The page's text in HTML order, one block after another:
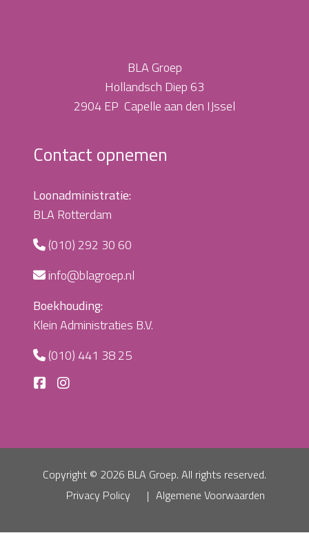
BLA Groep
Hollandsch Diep 63
2904 EP Capelle aan den IJssel
Contact opnemen
Loonadministratie:
BLA Rotterdam
(010) 292 30 60
info@blagroep.nl
Boekhouding:
Klein Administraties B.V.
(010) 441 38 25
Copyright © 2026 BLA Groep. All rights reserved.
Privacy Policy
Algemene Voorwaarden